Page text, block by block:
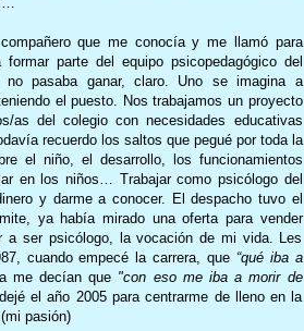
que me conocía y me llamó para
parte del equipo psicopedagógico del
pasaba ganar, claro. Uno se imagina a
el puesto. Nos trabajamos un proyecto
as del colegio con necesidades educativas
recuerdo los saltos que pegué por toda la
el niño, el desarrollo, los funcionamientos
en los niños… Trabajar como psicólogo del
y darme a conocer. El despacho tuvo el
ya había mirado una oferta para vender
a ser psicólogo, la vocación de mi vida. Les
cuando empecé la carrera, que “qué iba a
me decían que "con eso me iba a morir de
el año 2005 para centrarme de lleno en la
pasión)